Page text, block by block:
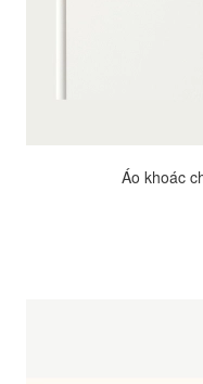
Áo khoác